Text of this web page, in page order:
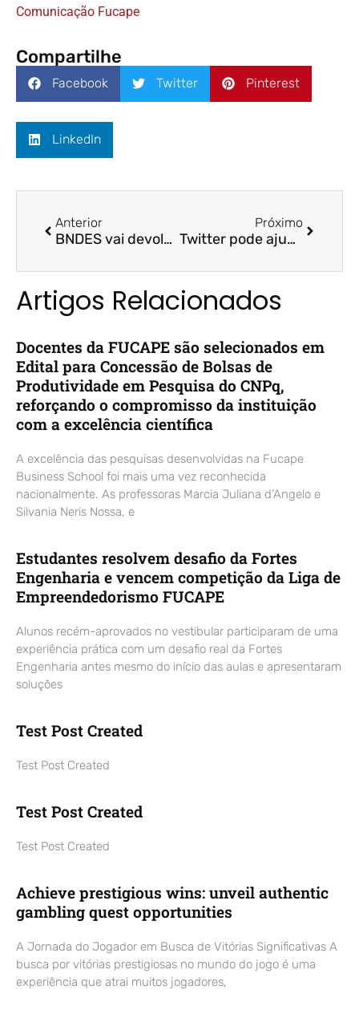
Comunicação Fucape
Compartilhe
Facebook Twitter Pinterest
LinkedIn
Anterior
BNDES vai devolver R$ 45 bilhões à União/ Cruzeiro do Sul/ Fucape
Próximo
Twitter pode ajudar investidor a decidir sobre comprar e vender ativos? / A Gazeta / Prof.ª Dr.ª Neyla Tardin
Artigos Relacionados
Docentes da FUCAPE são selecionados em
Edital para Concessão de Bolsas de
Produtividade em Pesquisa do CNPq,
reforçando o compromisso da instituição
com a excelência científica
A excelência das pesquisas desenvolvidas na Fucape
Business School foi mais uma vez reconhecida
nacionalmente. As professoras Marcia Juliana d’Angelo e
Silvania Neris Nossa, e
Estudantes resolvem desafio da Fortes
Engenharia e vencem competição da Liga de
Empreendedorismo FUCAPE
Alunos recém-aprovados no vestibular participaram de uma
experiência prática com um desafio real da Fortes
Engenharia antes mesmo do início das aulas e apresentaram
soluções
Test Post Created
Test Post Created
Test Post Created
Test Post Created
Achieve prestigious wins: unveil authentic
gambling quest opportunities
A Jornada do Jogador em Busca de Vitórias Significativas A
busca por vitórias prestigiosas no mundo do jogo é uma
experiência que atrai muitos jogadores,